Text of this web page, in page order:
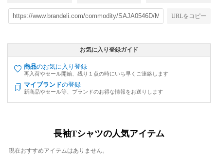
URLをコピー
お気に入り登録ガイド
商品のお気に入り登録
再入荷やセール開始、残り１点の時にいち早くご連絡します
マイブランドの登録
新商品やセール等、ブランドのお得な情報をお送りします
長袖Tシャツの人気アイテム
現在おすすめアイテムはありません。